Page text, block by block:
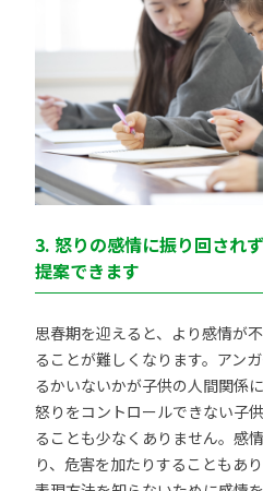
3. 怒りの感情に振り回され
提案できます
思春期を迎えると、より感情が
ることが難しくなります。アン
るかいないかが子供の人間関係に
怒りをコントロールできない子
ることも少なくありません。感
り、危害を加たりすることもあ